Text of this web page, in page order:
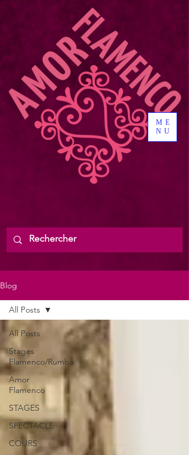
ME
NU
Blog
All Posts
Stages
Flamenco/Rumba
Amor
Flamenco
STAGES
SPECTACLE
COURS
All Posts